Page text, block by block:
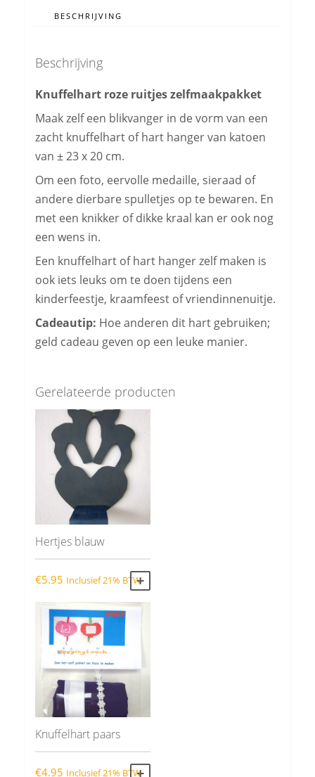
BESCHRIJVING
Beschrijving
Knuffelhart roze ruitjes zelfmaakpakket
Maak zelf een blikvanger in de vorm van een
zacht knuffelhart of hart hanger van katoen
van ± 23 x 20 cm.
Om een foto, eervolle medaille, sieraad of
andere dierbare spulletjes op te bewaren. En
met een knikker of dikke kraal kan er ook nog
een wens in.
Een knuffelhart of hart hanger zelf maken is
ook iets leuks om te doen tijdens een
kinderfeestje, kraamfeest of vriendinnenuitje.
Cadeautip: Hoe anderen dit hart gebruiken;
geld cadeau geven op een leuke manier.
Gerelateerde producten
Hertjes blauw
€5.95 Inclusief 21% BTW
Knuffelhart paars
€4.95 Inclusief 21% BTW